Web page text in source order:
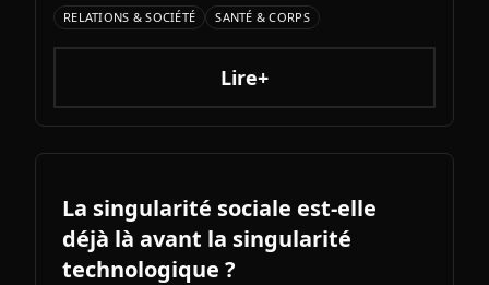
alertent sur l'émergence d'une possible «
psychose IA » liée à l'immersion prolongée dans
des relations unilatérales avec des machines.
RELATIONS & SOCIÉTÉ SANTÉ & CORPS
Lire+
La singularité sociale est-elle
déjà là avant la singularité
technologique ?